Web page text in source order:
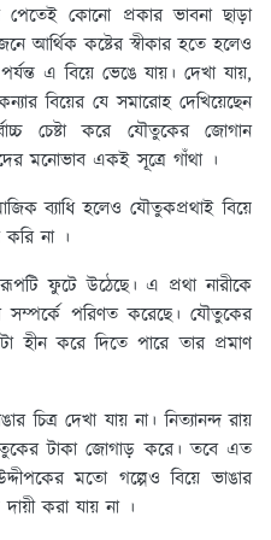
পেতেই কোনো প্রকার ভাবনা ছাড়া
আর্থিক কষ্টের স্বীকার হতে হলেও
এ বিয়ে ভেঙে যায়। দেখা যায়,
বিয়ের যে সমারোহ দেখিয়েছেন
চেষ্টা করে যৌতুকের জোগান
মনোভাব একই সূত্রে গাঁথা ।
ব্যাধি হলেও যৌতুকপ্রথাই বিয়ে
না ।
ফুটে উঠেছে। এ প্রথা নারীকে
সম্পর্কে পরিণত করেছে। যৌতুকের
হীন করে দিতে পারে তার প্রমাণ
চিত্র দেখা যায় না। নিত্যানন্দ রায়
টাকা জোগাড় করে। তবে এত
মতো গল্পেও বিয়ে ভাঙার
করা যায় না ।